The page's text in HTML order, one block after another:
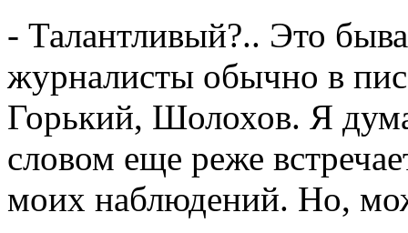
- Талантливый?.. Это
журналисты обычно в
Горький, Шолохов. Я
словом еще реже
моих наблюдений. Но,